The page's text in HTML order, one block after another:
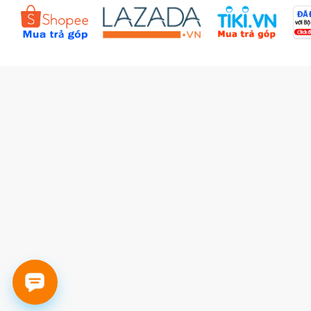
Câu hỏi thường gặp (FAQs)
Kiểm tra đơn hàng
Đặt hàng theo yêu cầu